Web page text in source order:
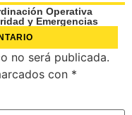
Operativa
y Emergencias
no será publicada.
con *